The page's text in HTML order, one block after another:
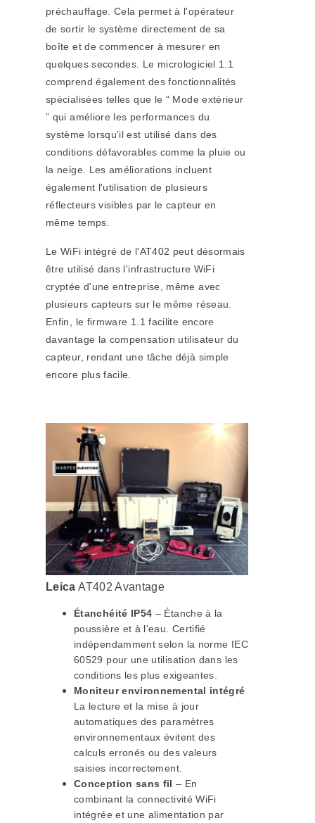
préchauffage. Cela permet à l'opérateur
de sortir le système directement de sa
boîte et de commencer à mesurer en
quelques secondes. Le micrologiciel 1.1
comprend également des fonctionnalités
spécialisées telles que le “ Mode extérieur
” qui améliore les performances du
système lorsqu'il est utilisé dans des
conditions défavorables comme la pluie ou
la neige. Les améliorations incluent
également l'utilisation de plusieurs
réflecteurs visibles par le capteur en
même temps.
Le WiFi intégré de l'AT402 peut désormais
être utilisé dans l'infrastructure WiFi
cryptée d'une entreprise, même avec
plusieurs capteurs sur le même réseau.
Enfin, le firmware 1.1 facilite encore
davantage la compensation utilisateur du
capteur, rendant une tâche déjà simple
encore plus facile.
Leica AT402 Avantage
Étanchéité IP54 – Étanche à la
poussière et à l'eau. Certifié
indépendamment selon la norme IEC
60529 pour une utilisation dans les
conditions les plus exigeantes.
Moniteur environnemental intégré
La lecture et la mise à jour
automatiques des paramètres
environnementaux évitent des
calculs erronés ou des valeurs
saisies incorrectement.
Conception sans fil – En
combinant la connectivité WiFi
intégrée et une alimentation par